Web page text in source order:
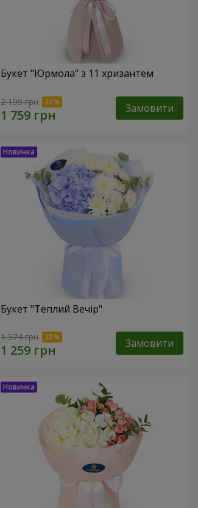
Букет "Юрмола" з 11 хризантем
2 199 грн Замовити
Букет "Теплий Вечір"
1 574 грн Замовити